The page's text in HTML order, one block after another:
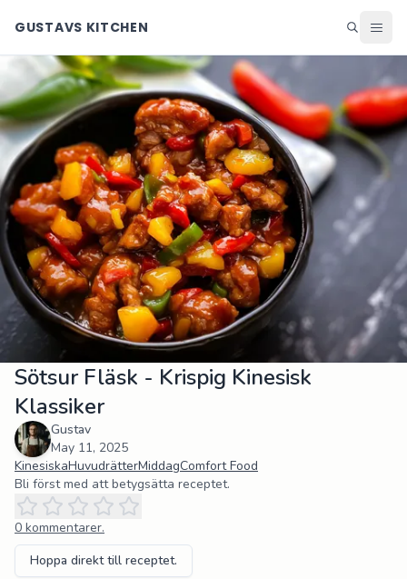
GUSTAVS KITCHEN
Middag
Lunch
Helg
Efterrätter
Ingredienser
Matsedel
Alla recept
Blogg
Sötsur Fläsk - Krispig Kinesisk
Klassiker
Gustav
May 11, 2025
KinesiskaHuvudrätterMiddagComfort Food
Bli först med att betygsätta receptet.
0 kommentarer.
Hoppa direkt till receptet.